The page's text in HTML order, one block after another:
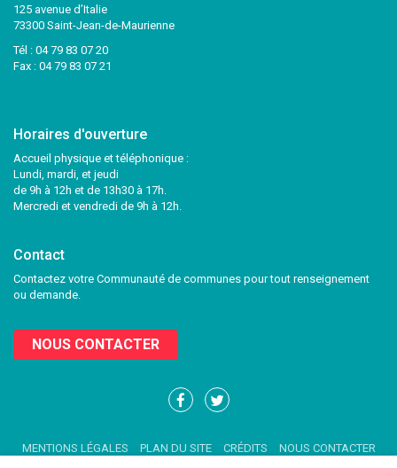
125 avenue d’Italie
73300 Saint-Jean-de-Maurienne
Tél : 04 79 83 07 20
Fax : 04 79 83 07 21
Horaires d'ouverture
Accueil physique et téléphonique :
Lundi, mardi, et jeudi
de 9h à 12h et de 13h30 à 17h.
Mercredi et vendredi de 9h à 12h.
Contact
Contactez votre Communauté de communes pour tout renseignement
ou demande.
NOUS CONTACTER
Lien
compte
Lien
compte
MENTIONS LÉGALES PLAN DU SITE CRÉDITS NOUS CONTACTER